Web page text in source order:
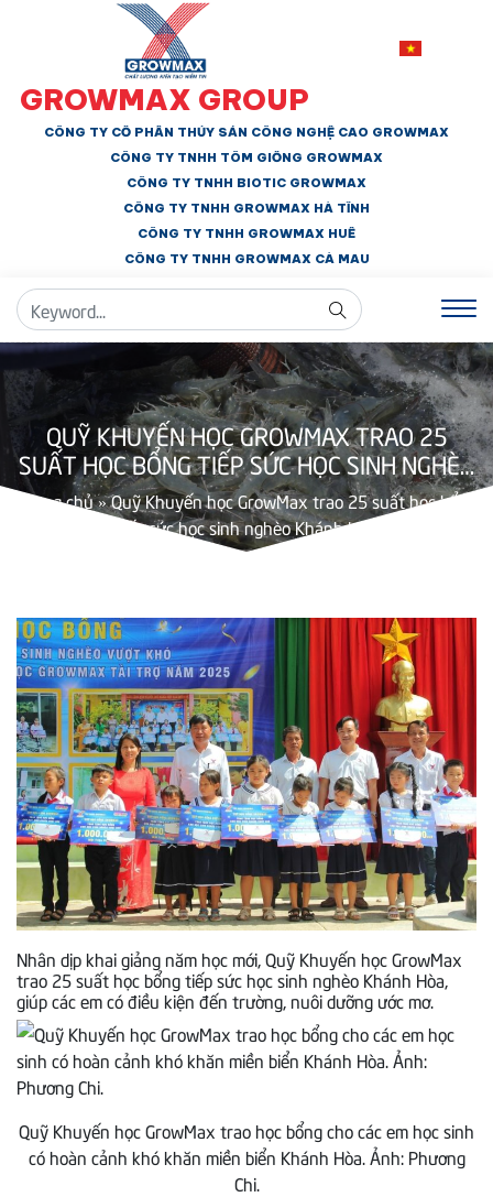
GROWMAX GROUP
CÔNG TY CỔ PHẦN THỦY SẢN CÔNG NGHỆ CAO GROWMAX
CÔNG TY TNHH TÔM GIỐNG GROWMAX
CÔNG TY TNHH BIOTIC GROWMAX
CÔNG TY TNHH GROWMAX HÀ TĨNH
CÔNG TY TNHH GROWMAX HUẾ
CÔNG TY TNHH GROWMAX CÀ MAU
QUỸ KHUYẾN HỌC GROWMAX TRAO 25
SUẤT HỌC BỔNG TIẾP SỨC HỌC SINH NGHÈO
KHÁNH HÒA
Trang chủ»Quỹ Khuyến học GrowMax trao 25 suất học bổng
tiếp sức học sinh nghèo Khánh Hòa
Nhân dịp khai giảng năm học mới, Quỹ Khuyến học GrowMax
trao 25 suất học bổng tiếp sức học sinh nghèo Khánh Hòa,
giúp các em có điều kiện đến trường, nuôi dưỡng ước mơ.
Quỹ Khuyến học GrowMax trao học bổng cho các em học sinh
có hoàn cảnh khó khăn miền biển Khánh Hòa. Ảnh: Phương
Chi.